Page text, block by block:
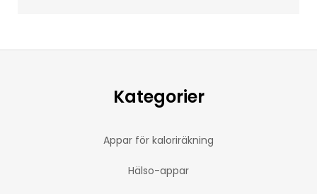
Kategorier
Appar för kaloriräkning
Hälso-appar